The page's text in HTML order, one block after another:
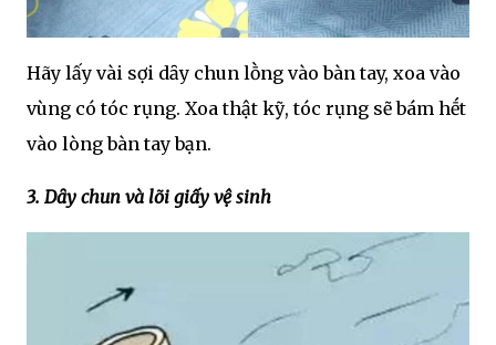
Hãy lấy vài sợi dȃy chun lṑng vào bàn tay, xoa vào
vùng có tóc rụng. Xoa thật kỹ, tóc rụng sẽ bám hḗt
vào lòng bàn tay bạn.
3. Dȃy chun và lõi giấy vệ sinh